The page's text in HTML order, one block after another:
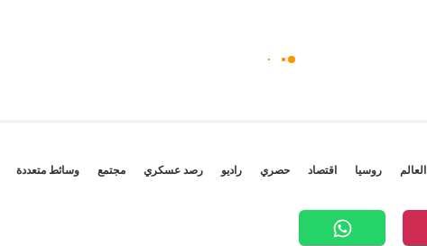
العالم روسيا اقتصاد حصري راديو رصد عسكري مجتمع وسائط متعددة